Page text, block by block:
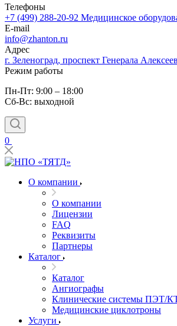
Телефоны
+7 (499) 288-20-92 Медицинское
E-mail
info@zhanton.ru
Адрес
г. Зеленоград, проспект Генерала
Режим работы
Пн-Пт: 9:00 – 18:00
Сб-Вс: выходной
0
О компании
О компании
Лицензии
FAQ
Реквизиты
Партнеры
Каталог
Каталог
Ангиографы
Клинические системы ПЭТ/
Медицинские циклотроны
Услуги